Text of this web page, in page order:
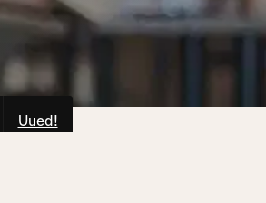
Uued!